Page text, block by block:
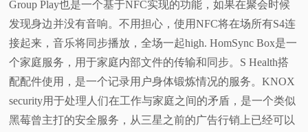
Group Play也是一个基于NFC实现的功能，如果在聚会时候
发现身边并没有音响。不用担心，使用NFC将在场所有S4连
接起来，音乐将同步播放，全场一起high. HomSync Box是一
个家庭服务，用于家庭内部文件的传输和同步。S Health搭
配配件使用，是一个记录用户身体锻炼情况的服务。KNOX
security用于处理人们在工作与家庭之间的矛盾，是一个类似
黑莓曾主打的安全服务，从三星之前的广告行销上已经可以